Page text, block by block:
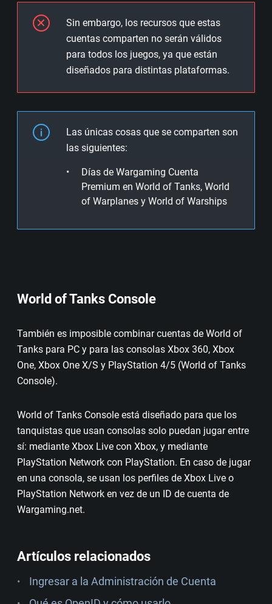
Sin embargo, los recursos que estas
cuentas comparten no serán válidos
para todos los juegos, ya que están
diseñados para distintas plataformas.
Las únicas cosas que se comparten son
las siguientes:
Días de Wargaming Cuenta
Premium en World of Tanks, World
of Warplanes y World of Warships
World of Tanks Console
También es imposible combinar cuentas de World of
Tanks para PC y para las consolas Xbox 360, Xbox
One, Xbox One X/S y PlayStation 4/5 (World of Tanks
Console).
World of Tanks Console está diseñado para que los
tanquistas que usan consolas solo puedan jugar entre
sí: mediante Xbox Live con Xbox, y mediante
PlayStation Network con PlayStation. En caso de jugar
en una consola, se usan los perfiles de Xbox Live o
PlayStation Network en vez de un ID de cuenta de
Wargaming.net.
Artículos relacionados
Ingresar a la Administración de Cuenta